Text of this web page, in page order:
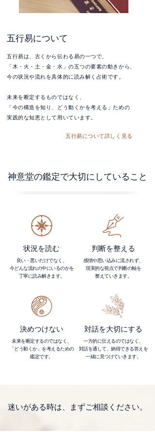
五行易について
五行易は、古くから伝わる易の一つで、
「木・火・土・金・水」の五つの要素の動きから、
今の状況や流れを具体的に読み解く占術です。
未来を断定するものではなく、
「今の構造を知り、どう動くかを考える」ための
実践的な知恵として用いています。
五行易について詳しく見る
神意堂の鑑定で大切にしていること
状況を読む
良い・悪いだけでなく、
今どんな流れの中にいるのかを
丁寧に読み解きます。
決めつけない
未来を断定するのではなく、
「どう動くか」を考えるための
鑑定です。
判断を整える
感情や思い込みに流されず、
現実的な視点で判断の軸を
整えていきます。
対話を大切にする
一方的に伝えるのではなく、
対話を通して、納得できる答えを
一緒に見つけていきます。
​迷いがある時は、まずご相談ください。